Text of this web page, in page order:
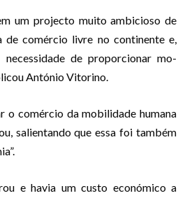
um pro­jecto muito ambicioso de
de comércio livre no continente e,
necessidade de proporcionar mo­
Antó­nio Vitorino.
o co­mércio da mobilidade humana
salientando que essa foi também
e ha­via um custo económico a